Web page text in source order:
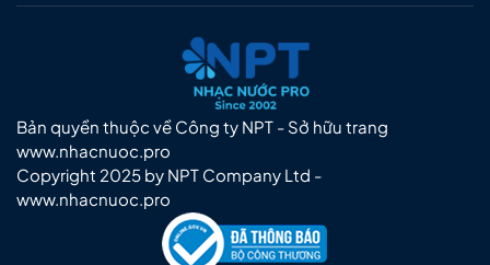
Bản quyền thuộc về Công ty NPT - Sở hữu trang
www.nhacnuoc.pro
Copyright 2025 by NPT Company Ltd -
www.nhacnuoc.pro